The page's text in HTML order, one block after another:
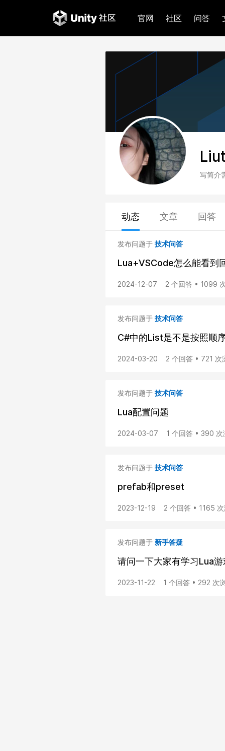
官网 社区 问答
写简介
动态 文章 回答
发布问题于 技术问答
Lua+VSCode怎么能看到
2024-12-07 2 个回答 • 1099
发布问题于 技术问答
C#中的List是不是按照顺
2024-03-20 2 个回答 • 721 次
发布问题于 技术问答
Lua配置问题
2024-03-07 1 个回答 • 390 次
发布问题于 技术问答
prefab和preset
2023-12-19 2 个回答 • 1165
发布问题于 新手答疑
请问一下大家有学习Lua
2023-11-22 1 个回答 • 292 次